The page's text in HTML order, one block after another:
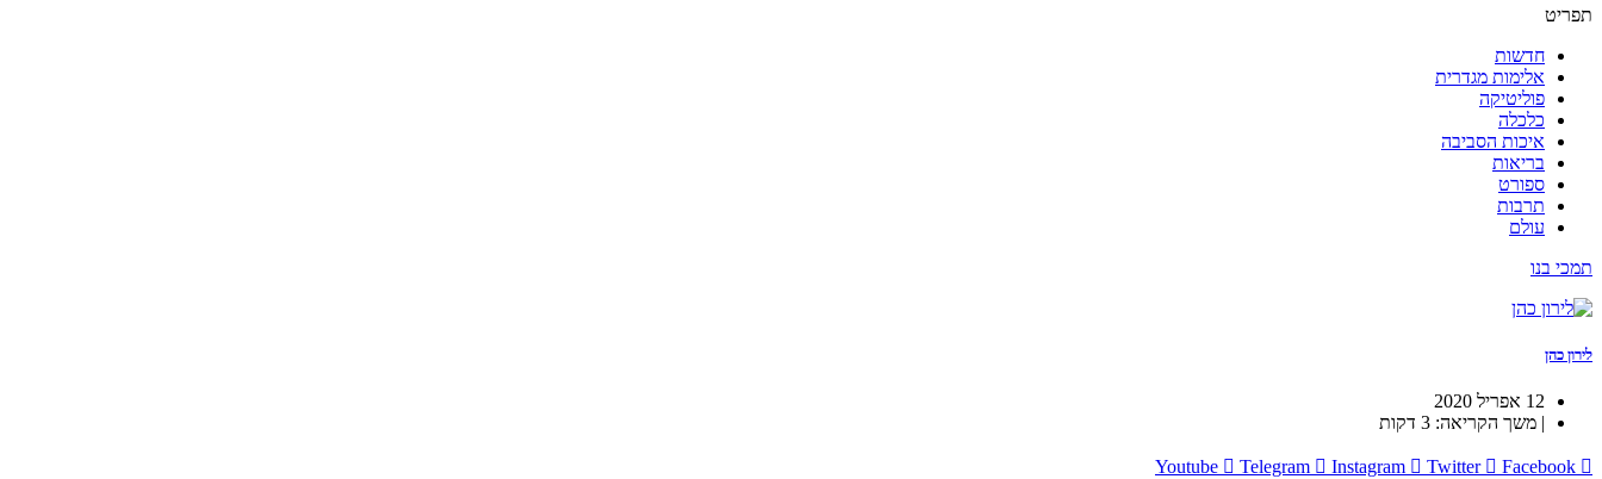
תפריט
חדשות
אלימות מגדרית
פוליטיקה
כלכלה
איכות הסביבה
בריאות
ספורט
תרבות
עולם
תמכי בנו
לירון כהן
12 אפריל 2020
| משך הקריאה: 3 דקות
Youtube Telegram Instagram Twitter Facebook